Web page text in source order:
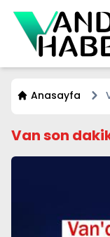
Anasayfa
Van son